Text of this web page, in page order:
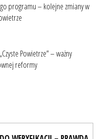
programu – kolejne zmiany w
Powietrze” – ważny
reformy